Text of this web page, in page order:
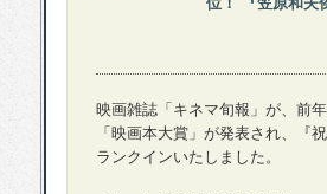
映画雑誌「キネマ旬報」が、前
「映画本大賞」が発表され、
ランクインいたしました。